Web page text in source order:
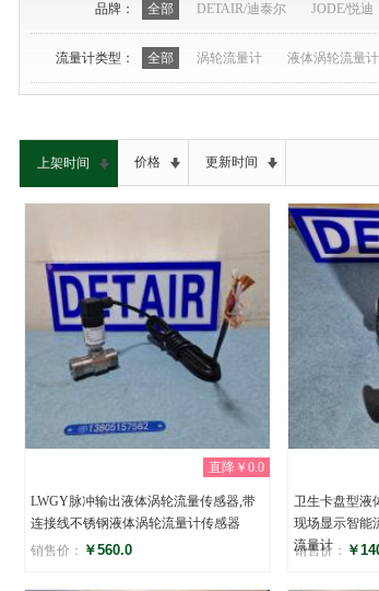
品牌： 全部 DETAIR/迪泰尔 JODE/悦迪
流量计类型： 全部 涡轮流量计 液体涡轮流量计
上架时间 价格 更新时间
直降￥0.0
LWGY脉冲输出液体涡轮流量传感器,带
连接线不锈钢液体涡轮流量计传感器
销售价： ￥560.0
卫生卡盘型液
现场显示智能
流量计
销售价： ￥